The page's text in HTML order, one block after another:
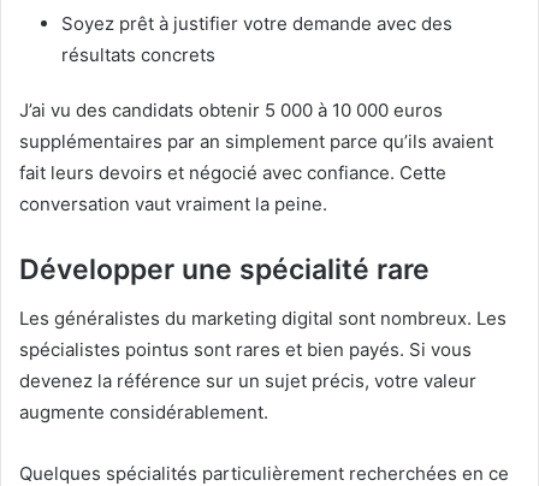
Soyez prêt à justifier votre demande avec des
résultats concrets
J’ai vu des candidats obtenir 5 000 à 10 000 euros
supplémentaires par an simplement parce qu’ils avaient
fait leurs devoirs et négocié avec confiance. Cette
conversation vaut vraiment la peine.
Développer une spécialité rare
Les généralistes du marketing digital sont nombreux. Les
spécialistes pointus sont rares et bien payés. Si vous
devenez la référence sur un sujet précis, votre valeur
augmente considérablement.
Quelques spécialités particulièrement recherchées en ce